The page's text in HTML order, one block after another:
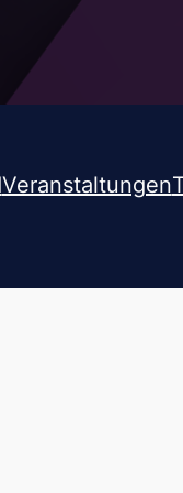
Veranstaltungen